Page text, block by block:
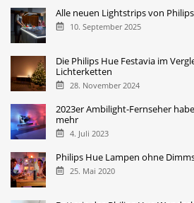
Alle neuen Lightstrips von
10. September 2025
Die Philips Hue Festavia im
Lichterketten
28. November 2024
2023er Ambilight-Fernseher
mehr
4. Juli 2023
Philips Hue Lampen ohne
25. Mai 2020